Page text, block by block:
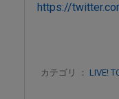
https://
カテゴリ ： LIVE!